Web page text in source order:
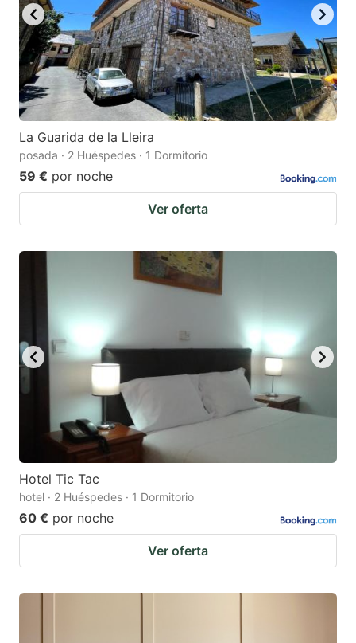
La Guarida de la Lleira
posada · 2 Huéspedes · 1 Dormitorio
59 € por noche
Ver oferta
Hotel Tic Tac
hotel · 2 Huéspedes · 1 Dormitorio
60 € por noche
Ver oferta